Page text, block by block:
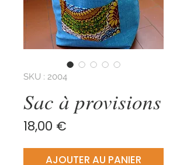
SKU : 2004
Sac à provisions
18,00 €
AJOUTER AU PANIER